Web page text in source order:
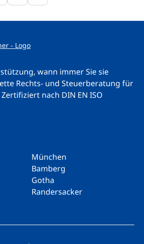
wann immer Sie sie
Rechts- und Steuerberatung für
Zertifiziert nach DIN EN ISO
München
Bamberg
Gotha
Randersacker